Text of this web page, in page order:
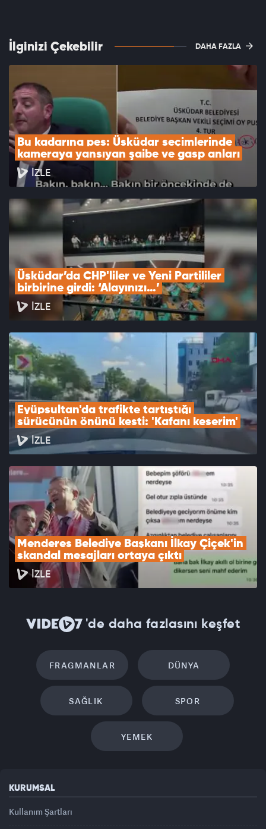
İlginizi Çekebilir DAHA FAZLA
Bu kadarına pes: Üsküdar seçimlerinde
kameraya yansıyan şaibe ve gasp anları
İZLE
Üsküdar’da CHP'liler ve Yeni Partililer
birbirine girdi: ‘Alayınızı…’
İZLE
Eyüpsultan'da trafikte tartıştığı
sürücünün önünü kesti: 'Kafanı keserim'
İZLE
Menderes Belediye Başkanı İlkay Çiçek'in
skandal mesajları ortaya çıktı
İZLE
'de daha fazlasını keşfet
FRAGMANLAR DÜNYA
SAĞLIK SPOR
YEMEK
KURUMSAL
Kullanım Şartları